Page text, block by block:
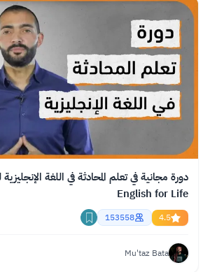
دورة مجانية في تعلم المحادثة في اللغة
English for Life
4.5
153558
Mu'taz Bata